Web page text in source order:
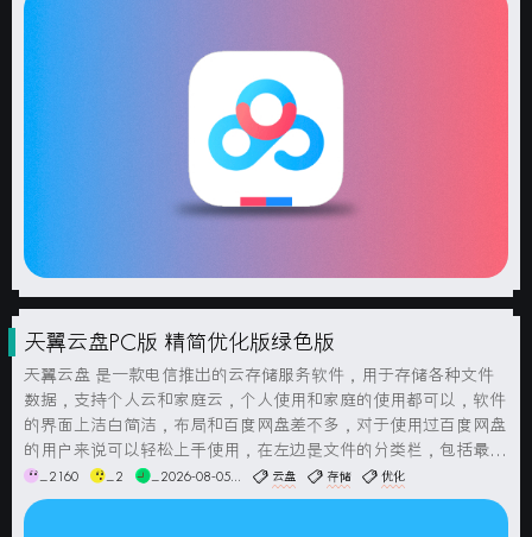
天翼云盘PC版 精简优化版绿色版
天翼云盘 是一款电信推出的云存储服务软件，用于存储各种文件
数据，支持个人云和家庭云，个人使用和家庭的使用都可以，软件
的界面上洁白简洁，布局和百度网盘差不多，对于使用过百度网盘
的用户来说可以轻松上手使用，在左边是文件的分类栏，包括最近
上传，全部文件，可以查看全部文件一斤最近一段时间上传的文
件，分类的查看非常的方便，右边则是主要功能却，可以查看你的
云盘...
_2160 _2 _2026-08-05... 云盘 存储 优化